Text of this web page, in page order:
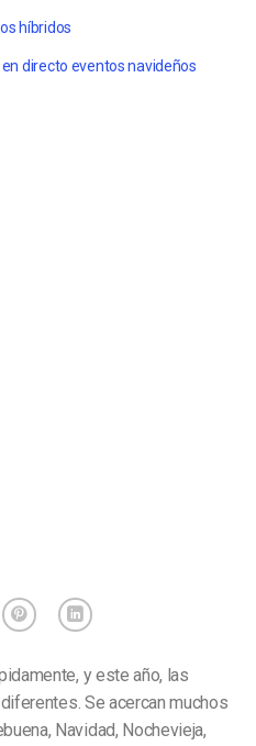
híbridos
directo eventos navideños
y este año, las
Se acercan muchos
Navidad, Nochevieja,